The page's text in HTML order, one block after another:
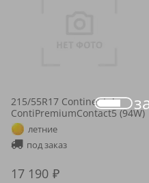
215/55R17 Continental
ContiPremiumContact5 (94W)
летние
под заказ
17 190